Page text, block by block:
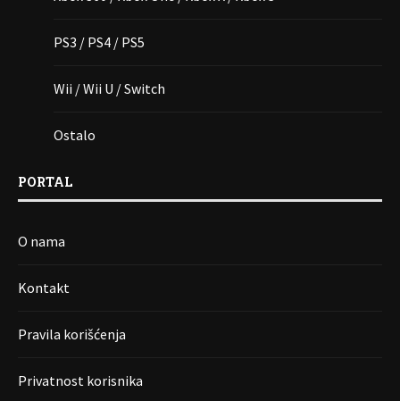
PS3 / PS4 / PS5
Wii / Wii U / Switch
Ostalo
PORTAL
O nama
Kontakt
Pravila korišćenja
Privatnost korisnika